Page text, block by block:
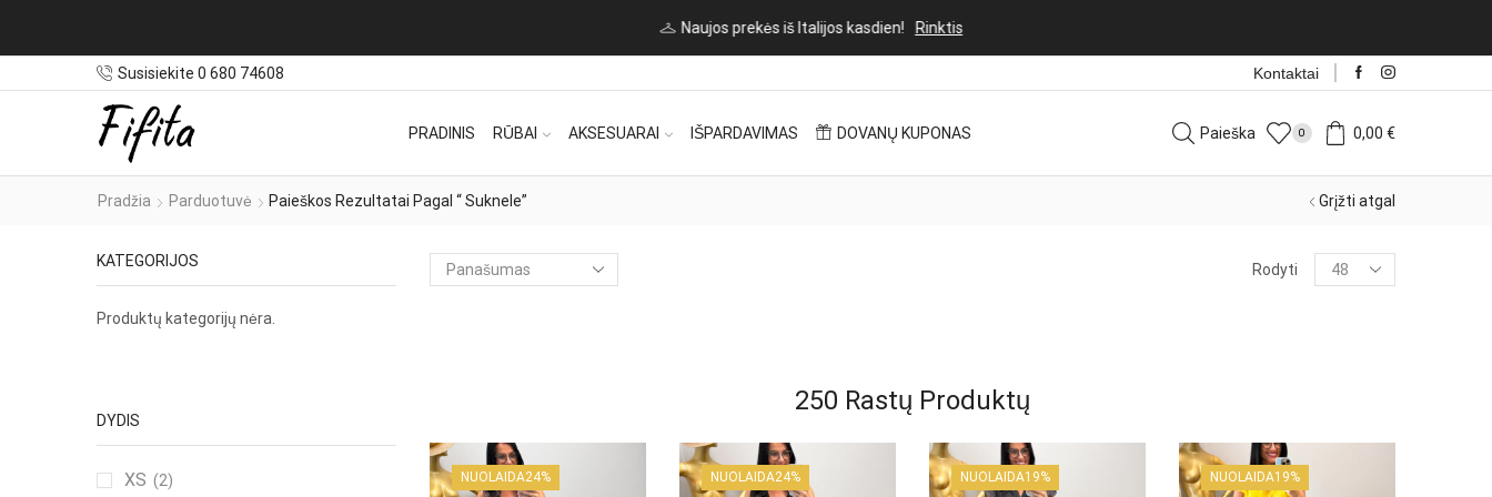
Naujos prekės iš Italijos kasdien! Rinktis
Susisiekite 0 680 74608 Kontaktai
PRADINIS RŪBAI AKSESUARAI IŠPARDAVIMAS DOVANŲ KUPONAS Paieška 0 0,00 €
Pradžia Parduotuvė Paieškos Rezultatai Pagal “ Suknele” Grįžti atgal
Rodyti
Products
per
250 Rastų Produktų
NUOLAIDA24% NUOLAIDA24% NUOLAIDA19% NUOLAIDA19%
KATEGORIJOS
Produktų kategorijų nėra.
DYDIS
XS (2)